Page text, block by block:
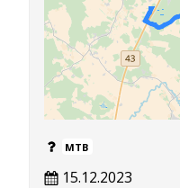
MTB
15.12.2023